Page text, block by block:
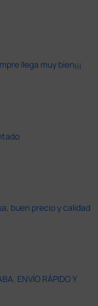
llega muy bien¡¡¡
buen precio y calidad
ENVÍO RÁPIDO Y